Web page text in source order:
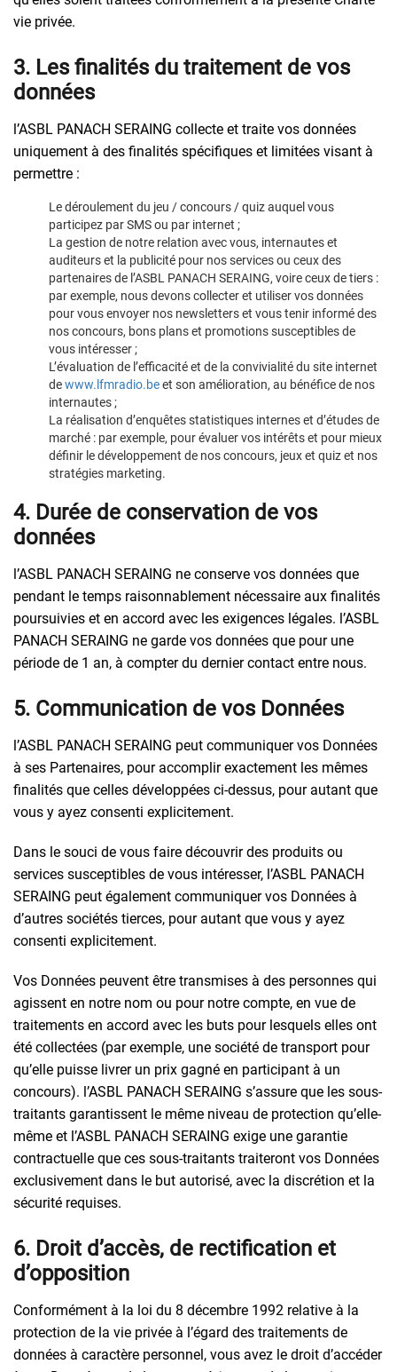
vie privée.
3. Les finalités du traitement de vos
données
l’ASBL PANACH SERAING collecte et traite vos données
uniquement à des finalités spécifiques et limitées visant à
permettre :
Le déroulement du jeu / concours / quiz auquel vous
participez par SMS ou par internet ;
La gestion de notre relation avec vous, internautes et
auditeurs et la publicité pour nos services ou ceux des
partenaires de l’ASBL PANACH SERAING, voire ceux de tiers :
par exemple, nous devons collecter et utiliser vos données
pour vous envoyer nos newsletters et vous tenir informé des
nos concours, bons plans et promotions susceptibles de
vous intéresser ;
L’évaluation de l’efficacité et de la convivialité du site internet
dewww.lfmradio.beet son amélioration, au bénéfice de nos
internautes ;
La réalisation d’enquêtes statistiques internes et d’études de
marché : par exemple, pour évaluer vos intérêts et pour mieux
définir le développement de nos concours, jeux et quiz et nos
stratégies marketing.
4. Durée de conservation de vos
données
l’ASBL PANACH SERAING ne conserve vos données que
pendant le temps raisonnablement nécessaire aux finalités
poursuivies et en accord avec les exigences légales. l’ASBL
PANACH SERAING ne garde vos données que pour une
période de 1 an, à compter du dernier contact entre nous.
5. Communication de vos Données
l’ASBL PANACH SERAING peut communiquer vos Données
à ses Partenaires, pour accomplir exactement les mêmes
finalités que celles développées ci-dessus, pour autant que
vous y ayez consenti explicitement.
Dans le souci de vous faire découvrir des produits ou
services susceptibles de vous intéresser, l’ASBL PANACH
SERAING peut également communiquer vos Données à
d’autres sociétés tierces, pour autant que vous y ayez
consenti explicitement.
Vos Données peuvent être transmises à des personnes qui
agissent en notre nom ou pour notre compte, en vue de
traitements en accord avec les buts pour lesquels elles ont
été collectées (par exemple, une société de transport pour
qu’elle puisse livrer un prix gagné en participant à un
concours). l’ASBL PANACH SERAING s’assure que les sous-
traitants garantissent le même niveau de protection qu’elle-
même et l’ASBL PANACH SERAING exige une garantie
contractuelle que ces sous-traitants traiteront vos Données
exclusivement dans le but autorisé, avec la discrétion et la
sécurité requises.
6. Droit d’accès, de rectification et
d’opposition
Conformément à la loi du 8 décembre 1992 relative à la
protection de la vie privée à l’égard des traitements de
données à caractère personnel, vous avez le droit d’accéder